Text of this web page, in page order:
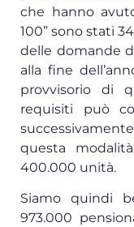
che hanno
100” sono stati
delle domande
alla fine
provvisorio di
requisiti può
questa
400.000 unità.
Siamo quindi
973.000